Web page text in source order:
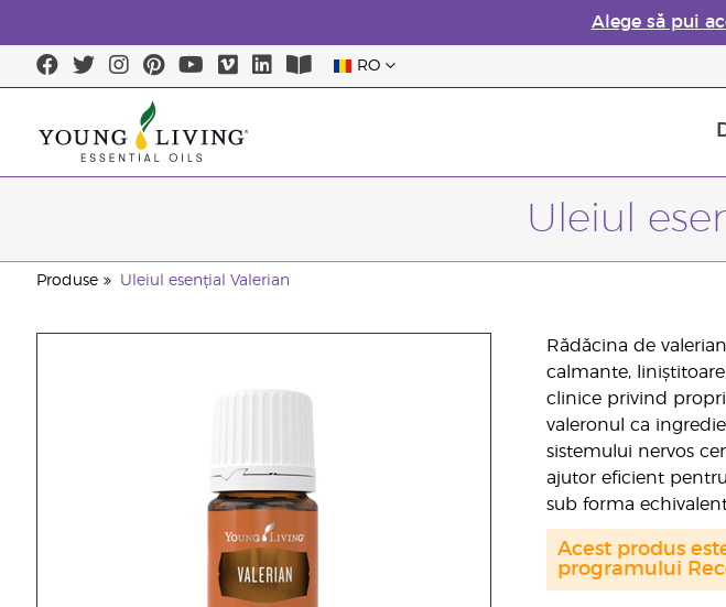
Alege să pui
RO
Uleiul
Produse Uleiul esențial Valerian
Rădăcina de
calmante,
clinice privind
valeronul ca
sistemului nervos
ajutor eficient pentru
sub forma
Acest produs
programului